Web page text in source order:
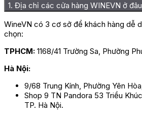
Điều đáng nói nhất trên phương diện
một cách bền bỉ, đầy ngọt ngào ở bên
thơm của gỗ sồi đan xen với mùi
ngọt, mùi hương vani ngậy béo làm cho
như đang tận hưởng loại rượu quý tộc
tạo thêm điểm nhấn cho hậu vị.
=> Liên hệ ngay Wine VNđể nhận giá
tiết nhất!
1. Địa chỉ các cửa hàng WINEVN ở
WineVN có 3 cơ sở để khách hàng dễ
chọn:
TPHCM: 1168/41 Trường Sa, Phường
Hà Nội:
9/68 Trung Kính, Phường Yên
Shop 9 TN Pandora 53 Triều
TP. Hà Nội.